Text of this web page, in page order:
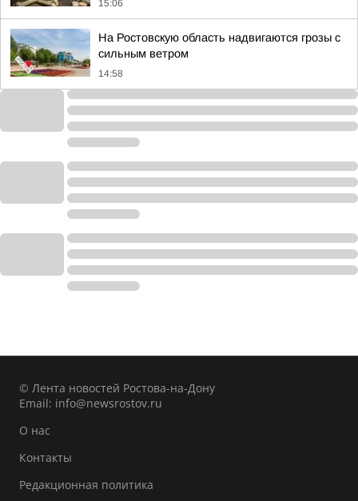
15:06
На Ростовскую область надвигаются грозы с
сильным ветром
14:58
© Лента новостей Ростова-на-Дону
Email: info@newsrostov.ru
О нас
Контакты
Редакционная политика